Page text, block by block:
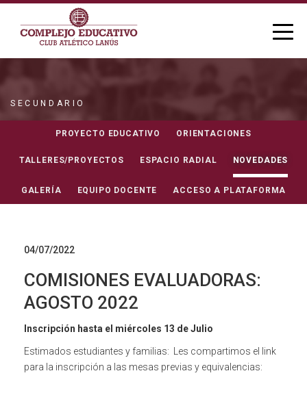
SECUNDARIO
NOVEDADES
PROYECTO EDUCATIVO ORIENTACIONES
TALLERES/PROYECTOS ESPACIO RADIAL NOVEDADES
GALERÍA EQUIPO DOCENTE ACCESO A PLATAFORMA
04/07/2022
COMISIONES EVALUADORAS:
AGOSTO 2022
Inscripción hasta el miércoles 13 de Julio
Estimados estudiantes y familias:
Les compartimos el link
para la inscripción a las mesas previas y equivalencias: